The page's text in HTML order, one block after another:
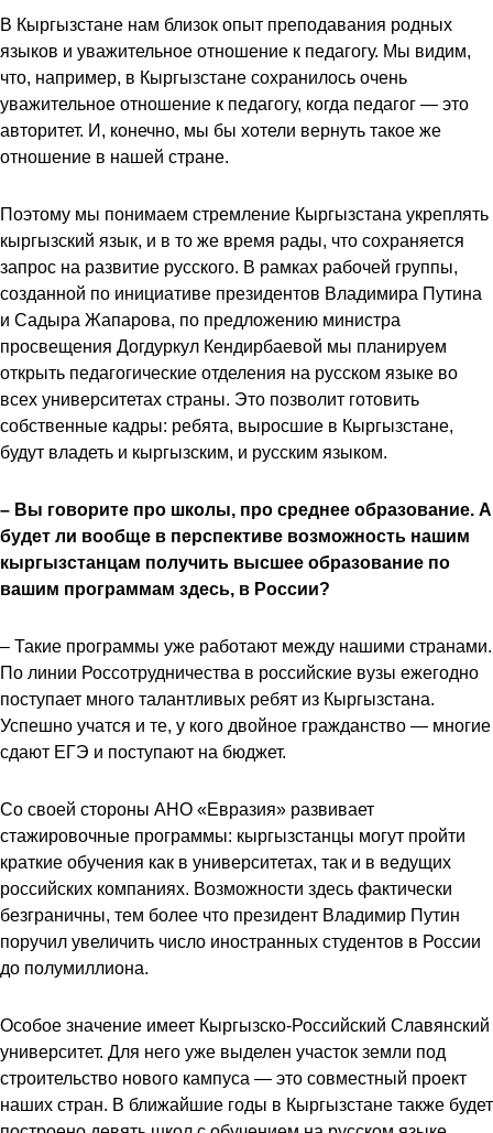
В Кыргызстане нам близок опыт преподавания родных
языков и уважительное отношение к педагогу. Мы видим,
что, например, в Кыргызстане сохранилось очень
уважительное отношение к педагогу, когда педагог — это
авторитет. И, конечно, мы бы хотели вернуть такое же
отношение в нашей стране.
Поэтому мы понимаем стремление Кыргызстана укреплять
кыргызский язык, и в то же время рады, что сохраняется
запрос на развитие русского. В рамках рабочей группы,
созданной по инициативе президентов Владимира Путина
и Садыра Жапарова, по предложению министра
просвещения Догдуркул Кендирбаевой мы планируем
открыть педагогические отделения на русском языке во
всех университетах страны. Это позволит готовить
собственные кадры: ребята, выросшие в Кыргызстане,
будут владеть и кыргызским, и русским языком.
– Вы говорите про школы, про среднее образование. А
будет ли вообще в перспективе возможность нашим
кыргызстанцам получить высшее образование по
вашим программам здесь, в России?
– Такие программы уже работают между нашими странами.
По линии Россотрудничества в российские вузы ежегодно
поступает много талантливых ребят из Кыргызстана.
Успешно учатся и те, у кого двойное гражданство — многие
сдают ЕГЭ и поступают на бюджет.
Со своей стороны АНО «Евразия» развивает
стажировочные программы: кыргызстанцы могут пройти
краткие обучения как в университетах, так и в ведущих
российских компаниях. Возможности здесь фактически
безграничны, тем более что президент Владимир Путин
поручил увеличить число иностранных студентов в России
до полумиллиона.
Особое значение имеет Кыргызско-Российский Славянский
университет. Для него уже выделен участок земли под
строительство нового кампуса — это совместный проект
наших стран. В ближайшие годы в Кыргызстане также будет